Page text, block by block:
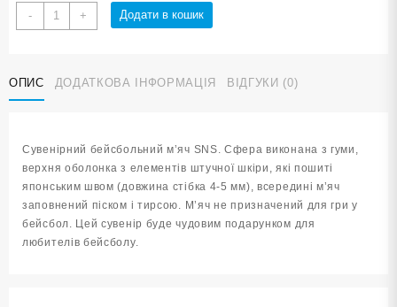
-
М'яч
бейсбольний
B-
2000-
+ Додати в кошик
ОПИС ДОДАТКОВА ІНФОРМАЦІЯ ВІДГУКИ (0)
Сувенірний бейсбольний м’яч SNS. Сфера виконана з гуми,
верхня оболонка з елементів штучної шкіри, які пошиті
японським швом (довжина стібка 4-5 мм), всередині м’яч
заповнений піском і тирсою. М’яч не призначений для гри у
бейсбол. Цей сувенір буде чудовим подарунком для
любителів бейсболу.